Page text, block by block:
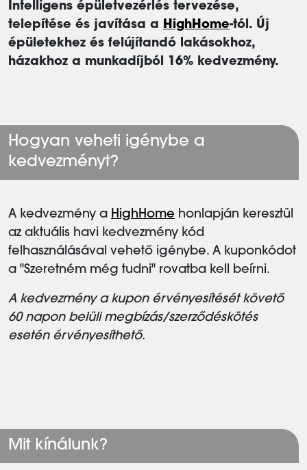
Intelligens épületvezérlés tervezése,
telepítése és javítása a HighHome-tól. Új
épületekhez és felújítandó lakásokhoz,
házakhoz a munkadíjból 16% kedvezmény.
Hogyan veheti igénybe a
kedvezményt?
A kedvezmény a HighHome honlapján keresztül
az aktuális havi kedvezmény kód
felhasználásával vehető igénybe. A kuponkódot
a "Szeretném még tudni" rovatba kell beírni.
A kedvezmény a kupon érvényesítését követő
60 napon belüli megbízás/szerződéskötés
esetén érvényesíthető.
Mit kínálunk?